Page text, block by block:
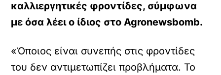
καλλιεργητικές φροντίδες, σύμφωνα
με όσα λέει ο ίδιος στο Agronewsbomb.
«Όποιος είναι συνεπής στις φροντίδες
του δεν αντιμετωπίζει προβλήματα. Το